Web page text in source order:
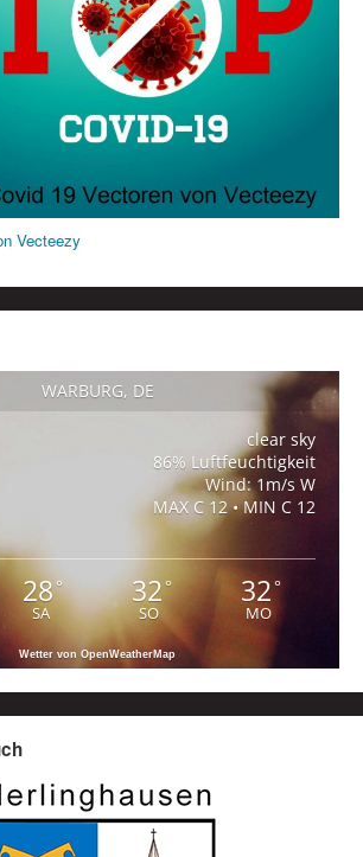
Vecteezy
WARBURG, DE
clear sky
86% Luftfeuchtigkeit
Wind: 1m/s W
MAX C 12 • MIN C 12
28°
SA
32°
SO
32°
MO
Wetter von OpenWeatherMap